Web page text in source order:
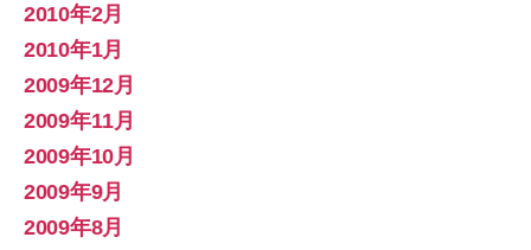
2010年2月
2010年1月
2009年12月
2009年11月
2009年10月
2009年9月
2009年8月